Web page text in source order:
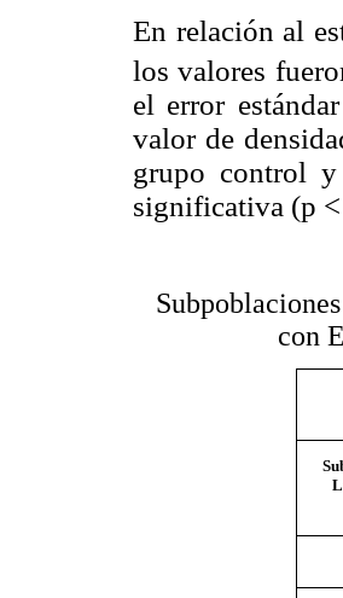
En relación al
los valores
el error
valor de
grupo control y
significativa (p
con